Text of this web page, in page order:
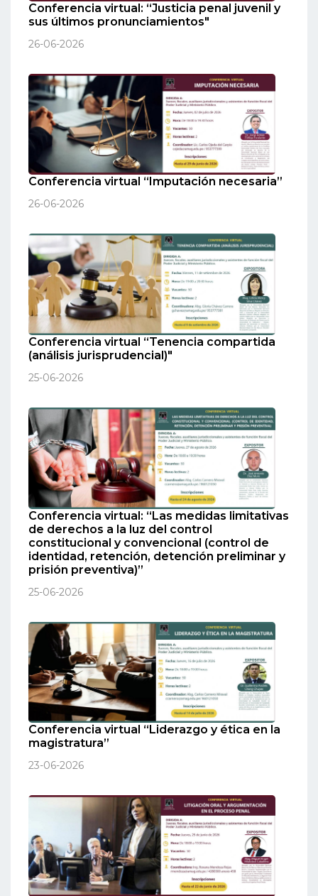
Conferencia virtual: “Justicia penal juvenil y
sus últimos pronunciamientos"
26-06-2026
Conferencia virtual “Imputación necesaria”
26-06-2026
Conferencia virtual “Tenencia compartida
(análisis jurisprudencial)"
25-06-2026
Conferencia virtual: “Las medidas limitativas
de derechos a la luz del control
constitucional y convencional (control de
identidad, retención, detención preliminar y
prisión preventiva)”
25-06-2026
Conferencia virtual “Liderazgo y ética en la
magistratura”
23-06-2026